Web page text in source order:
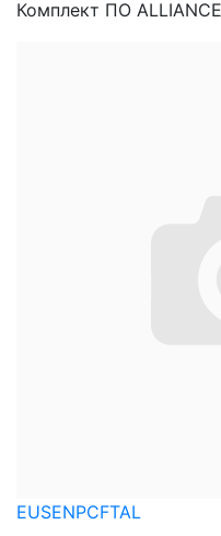
Комплект ПО ALLIANCE
EUSENPCFTAL